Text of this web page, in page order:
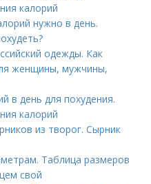
калорий
нужно в день.
одежды. Как
женщины, мужчины,
в день для похудения.
калорий
из творог. Сырник
Таблица размеров
свой